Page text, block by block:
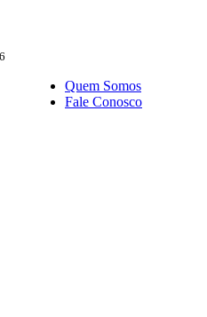
Quem Somos
Fale Conosco